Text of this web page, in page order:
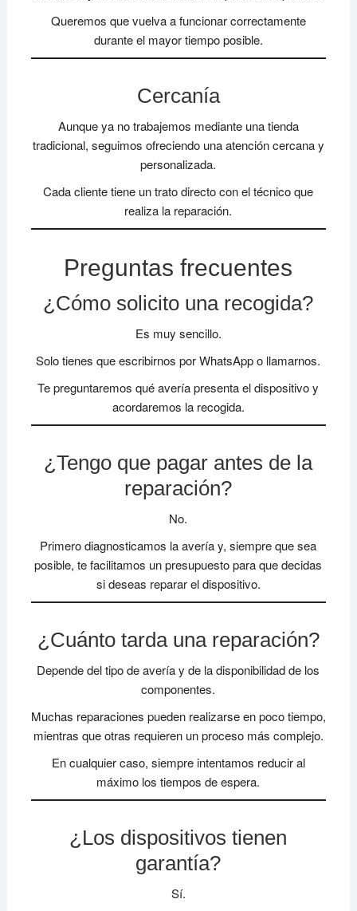
Queremos que vuelva a funcionar correctamente
durante el mayor tiempo posible.
Cercanía
Aunque ya no trabajemos mediante una tienda
tradicional, seguimos ofreciendo una atención cercana y
personalizada.
Cada cliente tiene un trato directo con el técnico que
realiza la reparación.
Preguntas frecuentes
¿Cómo solicito una recogida?
Es muy sencillo.
Solo tienes que escribirnos por WhatsApp o llamarnos.
Te preguntaremos qué avería presenta el dispositivo y
acordaremos la recogida.
¿Tengo que pagar antes de la
reparación?
No.
Primero diagnosticamos la avería y, siempre que sea
posible, te facilitamos un presupuesto para que decidas
si deseas reparar el dispositivo.
¿Cuánto tarda una reparación?
Depende del tipo de avería y de la disponibilidad de los
componentes.
Muchas reparaciones pueden realizarse en poco tiempo,
mientras que otras requieren un proceso más complejo.
En cualquier caso, siempre intentamos reducir al
máximo los tiempos de espera.
¿Los dispositivos tienen
garantía?
Sí.